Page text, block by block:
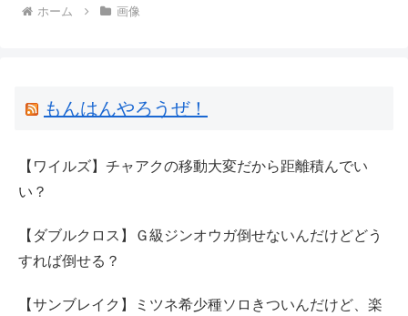
ホーム 画像
もんはんやろうぜ！
【ワイルズ】チャアクの移動大変だから距離積んでい
い？
【ダブルクロス】Ｇ級ジンオウガ倒せないんだけどどう
すれば倒せる？
【サンブレイク】ミツネ希少種ソロきついんだけど、楽